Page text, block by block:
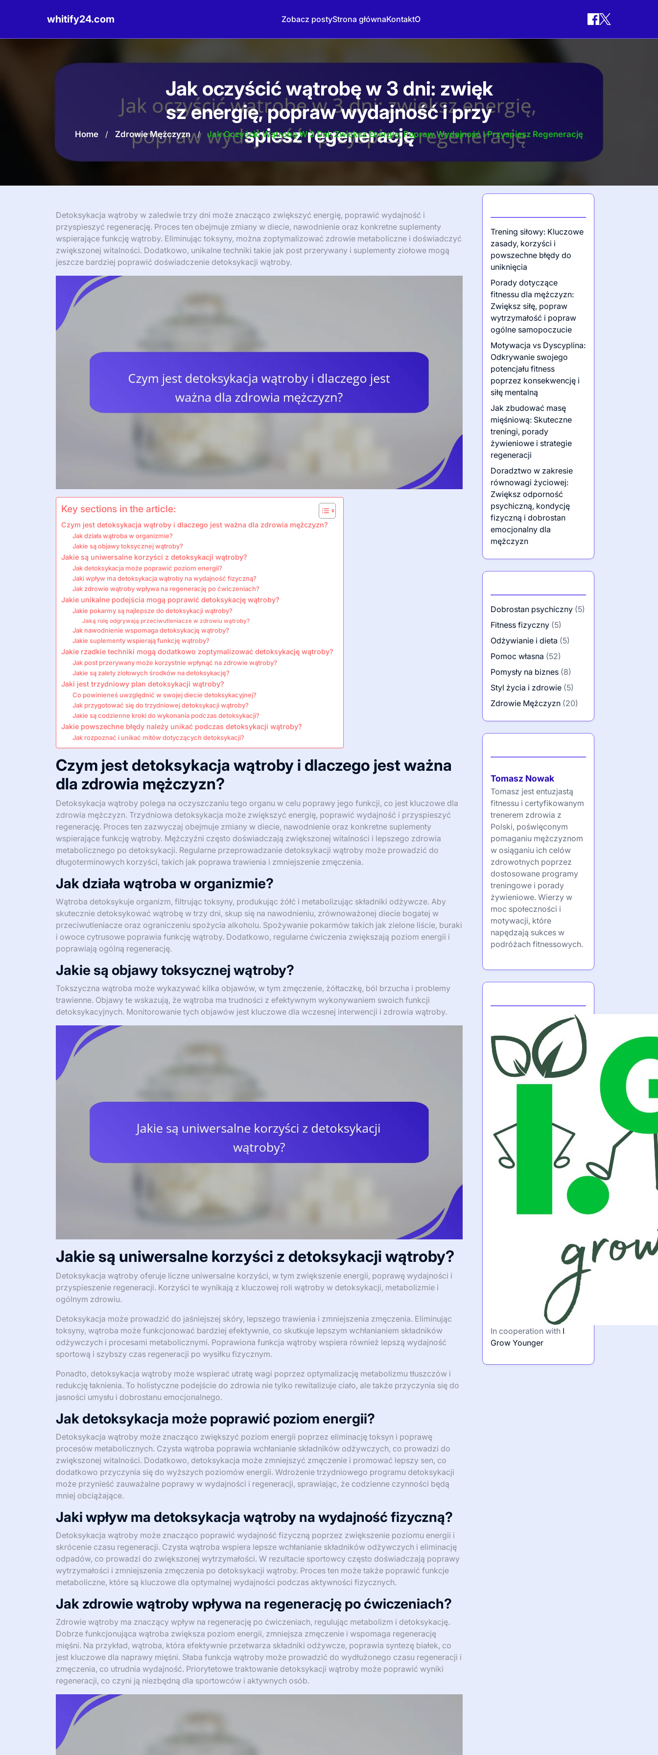
whitify24.com Zobacz postyStrona głównaKontaktO
Jak oczyścić wątrobę w 3 dni: zwięk
sz energię, popraw wydajność i przy
spiesz regenerację
Home / Zdrowie Mężczyzn / Jak Oczyścić Wątrobę W 3 Dni: Zwiększ Energię, Popraw Wydajność I Przyspiesz Regenerację
Detoksykacja wątroby w zaledwie trzy dni może znacząco zwiększyć energię, poprawić wydajność i
przyspieszyć regenerację. Proces ten obejmuje zmiany w diecie, nawodnienie oraz konkretne suplementy
wspierające funkcję wątroby. Eliminując toksyny, można zoptymalizować zdrowie metaboliczne i doświadczyć
zwiększonej witalności. Dodatkowo, unikalne techniki takie jak post przerywany i suplementy ziołowe mogą
jeszcze bardziej poprawić doświadczenie detoksykacji wątroby.
Key sections in the article:
Czym jest detoksykacja wątroby i dlaczego jest ważna dla zdrowia mężczyzn?
Jak działa wątroba w organizmie?
Jakie są objawy toksycznej wątroby?
Jakie są uniwersalne korzyści z detoksykacji wątroby?
Jak detoksykacja może poprawić poziom energii?
Jaki wpływ ma detoksykacja wątroby na wydajność fizyczną?
Jak zdrowie wątroby wpływa na regenerację po ćwiczeniach?
Jakie unikalne podejścia mogą poprawić detoksykację wątroby?
Jakie pokarmy są najlepsze do detoksykacji wątroby?
Jaką rolę odgrywają przeciwutleniacze w zdrowiu wątroby?
Jak nawodnienie wspomaga detoksykację wątroby?
Jakie suplementy wspierają funkcję wątroby?
Jakie rzadkie techniki mogą dodatkowo zoptymalizować detoksykację wątroby?
Jak post przerywany może korzystnie wpłynąć na zdrowie wątroby?
Jakie są zalety ziołowych środków na detoksykację?
Jaki jest trzydniowy plan detoksykacji wątroby?
Co powinieneś uwzględnić w swojej diecie detoksykacyjnej?
Jak przygotować się do trzydniowej detoksykacji wątroby?
Jakie są codzienne kroki do wykonania podczas detoksykacji?
Jakie powszechne błędy należy unikać podczas detoksykacji wątroby?
Jak rozpoznać i unikać mitów dotyczących detoksykacji?
Czym jest detoksykacja wątroby i dlaczego jest ważna
dla zdrowia mężczyzn?
Detoksykacja wątroby polega na oczyszczaniu tego organu w celu poprawy jego funkcji, co jest kluczowe dla
zdrowia mężczyzn. Trzydniowa detoksykacja może zwiększyć energię, poprawić wydajność i przyspieszyć
regenerację. Proces ten zazwyczaj obejmuje zmiany w diecie, nawodnienie oraz konkretne suplementy
wspierające funkcję wątroby. Mężczyźni często doświadczają zwiększonej witalności i lepszego zdrowia
metabolicznego po detoksykacji. Regularne przeprowadzanie detoksykacji wątroby może prowadzić do
długoterminowych korzyści, takich jak poprawa trawienia i zmniejszenie zmęczenia.
Jak działa wątroba w organizmie?
Wątroba detoksykuje organizm, filtrując toksyny, produkując żółć i metabolizując składniki odżywcze. Aby
skutecznie detoksykować wątrobę w trzy dni, skup się na nawodnieniu, zrównoważonej diecie bogatej w
przeciwutleniacze oraz ograniczeniu spożycia alkoholu. Spożywanie pokarmów takich jak zielone liście, buraki
i owoce cytrusowe poprawia funkcję wątroby. Dodatkowo, regularne ćwiczenia zwiększają poziom energii i
poprawiają ogólną regenerację.
Jakie są objawy toksycznej wątroby?
Tokszyczna wątroba może wykazywać kilka objawów, w tym zmęczenie, żółtaczkę, ból brzucha i problemy
trawienne. Objawy te wskazują, że wątroba ma trudności z efektywnym wykonywaniem swoich funkcji
detoksykacyjnych. Monitorowanie tych objawów jest kluczowe dla wczesnej interwencji i zdrowia wątroby.
Jakie są uniwersalne korzyści z detoksykacji wątroby?
Detoksykacja wątroby oferuje liczne uniwersalne korzyści, w tym zwiększenie energii, poprawę wydajności i
przyspieszenie regeneracji. Korzyści te wynikają z kluczowej roli wątroby w detoksykacji, metabolizmie i
ogólnym zdrowiu.
Detoksykacja może prowadzić do jaśniejszej skóry, lepszego trawienia i zmniejszenia zmęczenia. Eliminując
toksyny, wątroba może funkcjonować bardziej efektywnie, co skutkuje lepszym wchłanianiem składników
odżywczych i procesami metabolicznymi. Poprawiona funkcja wątroby wspiera również lepszą wydajność
sportową i szybszy czas regeneracji po wysiłku fizycznym.
Ponadto, detoksykacja wątroby może wspierać utratę wagi poprzez optymalizację metabolizmu tłuszczów i
redukcję łaknienia. To holistyczne podejście do zdrowia nie tylko rewitalizuje ciało, ale także przyczynia się do
jasności umysłu i dobrostanu emocjonalnego.
Jak detoksykacja może poprawić poziom energii?
Detoksykacja wątroby może znacząco zwiększyć poziom energii poprzez eliminację toksyn i poprawę
procesów metabolicznych. Czysta wątroba poprawia wchłanianie składników odżywczych, co prowadzi do
zwiększonej witalności. Dodatkowo, detoksykacja może zmniejszyć zmęczenie i promować lepszy sen, co
dodatkowo przyczynia się do wyższych poziomów energii. Wdrożenie trzydniowego programu detoksykacji
może przynieść zauważalne poprawy w wydajności i regeneracji, sprawiając, że codzienne czynności będą
mniej obciążające.
Jaki wpływ ma detoksykacja wątroby na wydajność fizyczną?
Detoksykacja wątroby może znacząco poprawić wydajność fizyczną poprzez zwiększenie poziomu energii i
skrócenie czasu regeneracji. Czysta wątroba wspiera lepsze wchłanianie składników odżywczych i eliminację
odpadów, co prowadzi do zwiększonej wytrzymałości. W rezultacie sportowcy często doświadczają poprawy
wytrzymałości i zmniejszenia zmęczenia po detoksykacji wątroby. Proces ten może także poprawić funkcje
metaboliczne, które są kluczowe dla optymalnej wydajności podczas aktywności fizycznych.
Jak zdrowie wątroby wpływa na regenerację po ćwiczeniach?
Zdrowie wątroby ma znaczący wpływ na regenerację po ćwiczeniach, regulując metabolizm i detoksykację.
Dobrze funkcjonująca wątroba zwiększa poziom energii, zmniejsza zmęczenie i wspomaga regenerację
mięśni. Na przykład, wątroba, która efektywnie przetwarza składniki odżywcze, poprawia syntezę białek, co
jest kluczowe dla naprawy mięśni. Słaba funkcja wątroby może prowadzić do wydłużonego czasu regeneracji i
zmęczenia, co utrudnia wydajność. Priorytetowe traktowanie detoksykacji wątroby może poprawić wyniki
regeneracji, co czyni ją niezbędną dla sportowców i aktywnych osób.
Trening siłowy: Kluczowe
zasady, korzyści i
powszechne błędy do
uniknięcia
Porady dotyczące
fitnessu dla mężczyzn:
Zwiększ siłę, popraw
wytrzymałość i popraw
ogólne samopoczucie
Motywacja vs Dyscyplina:
Odkrywanie swojego
potencjału fitness
poprzez konsekwencję i
siłę mentalną
Jak zbudować masę
mięśniową: Skuteczne
treningi, porady
żywieniowe i strategie
regeneracji
Doradztwo w zakresie
równowagi życiowej:
Zwiększ odporność
psychiczną, kondycję
fizyczną i dobrostan
emocjonalny dla
mężczyzn
Dobrostan psychiczny (5)
Fitness fizyczny (5)
Odżywianie i dieta (5)
Pomoc własna (52)
Pomysły na biznes (8)
Styl życia i zdrowie (5)
Zdrowie Mężczyzn (20)
Tomasz Nowak
Tomasz jest entuzjastą
fitnessu i certyfikowanym
trenerem zdrowia z
Polski, poświęconym
pomaganiu mężczyznom
w osiąganiu ich celów
zdrowotnych poprzez
dostosowane programy
treningowe i porady
żywieniowe. Wierzy w
moc społeczności i
motywacji, które
napędzają sukces w
podróżach fitnessowych.
In cooperation with I
Grow Younger